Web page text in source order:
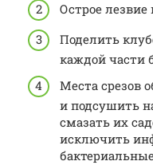
Острое
Поделить
каждой части
Места срезов
и подсушить
смазать их
исключить